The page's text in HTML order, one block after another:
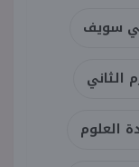
سويف
الثاني
العلوم